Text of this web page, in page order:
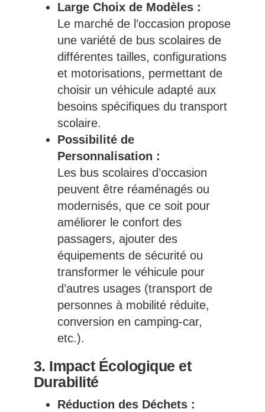
Large Choix de Modèles :
Le marché de l’occasion propose
une variété de bus scolaires de
différentes tailles, configurations
et motorisations, permettant de
choisir un véhicule adapté aux
besoins spécifiques du transport
scolaire.
Possibilité de
Personnalisation :
Les bus scolaires d’occasion
peuvent être réaménagés ou
modernisés, que ce soit pour
améliorer le confort des
passagers, ajouter des
équipements de sécurité ou
transformer le véhicule pour
d’autres usages (transport de
personnes à mobilité réduite,
conversion en camping-car,
etc.).
3. Impact Écologique et
Durabilité
Réduction des Déchets :